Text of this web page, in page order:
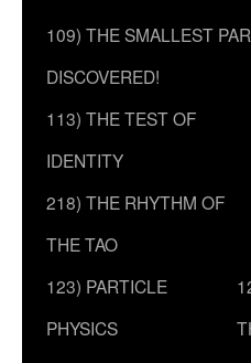
109) THE SMALLEST
DISCOVERED!
113) THE TEST OF
IDENTITY
218) THE RHYTHM OF
THE TAO
123) PARTICLE
PHYSICS